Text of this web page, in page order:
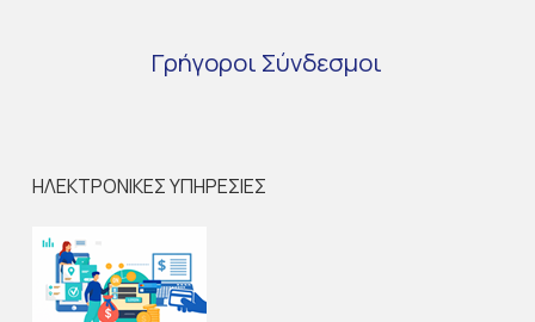
Γρήγοροι Σύνδεσμοι
ΗΛΕΚΤΡΟΝΙΚΕΣ ΥΠΗΡΕΣΙΕΣ